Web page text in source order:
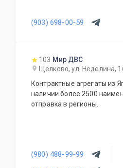
(903) 698-00-59
103 Мир ДВС
Щелково, ул. Неделина,
Контрактные агрегаты из
наличии более 2500
отправка в регионы.
(980) 488-99-99